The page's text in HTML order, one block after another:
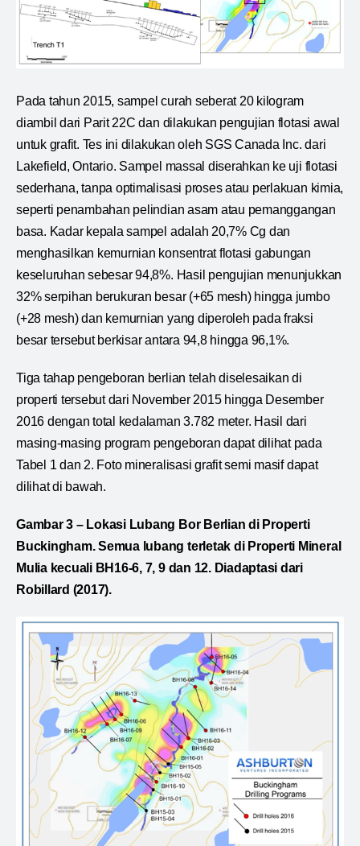
Pada tahun 2015, sampel curah seberat 20 kilogram
diambil dari Parit 22C dan dilakukan pengujian flotasi awal
untuk grafit. Tes ini dilakukan oleh SGS Canada Inc. dari
Lakefield, Ontario. Sampel massal diserahkan ke uji flotasi
sederhana, tanpa optimalisasi proses atau perlakuan kimia,
seperti penambahan pelindian asam atau pemanggangan
basa. Kadar kepala sampel adalah 20,7% Cg dan
menghasilkan kemurnian konsentrat flotasi gabungan
keseluruhan sebesar 94,8%. Hasil pengujian menunjukkan
32% serpihan berukuran besar (+65 mesh) hingga jumbo
(+28 mesh) dan kemurnian yang diperoleh pada fraksi
besar tersebut berkisar antara 94,8 hingga 96,1%.
Tiga tahap pengeboran berlian telah diselesaikan di
properti tersebut dari November 2015 hingga Desember
2016 dengan total kedalaman 3.782 meter. Hasil dari
masing-masing program pengeboran dapat dilihat pada
Tabel 1 dan 2. Foto mineralisasi grafit semi masif dapat
dilihat di bawah.
Gambar 3 – Lokasi Lubang Bor Berlian di Properti
Buckingham. Semua lubang terletak di Properti Mineral
Mulia kecuali BH16-6, 7, 9 dan 12. Diadaptasi dari
Robillard (2017).